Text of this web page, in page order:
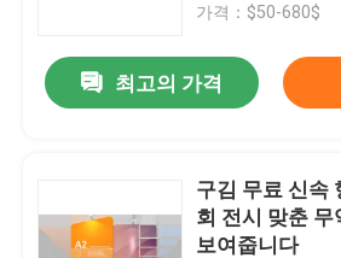
가격：$50-680$
최고의 가격
구김 무료 신속
회 전시 맞춘
보여줍니다